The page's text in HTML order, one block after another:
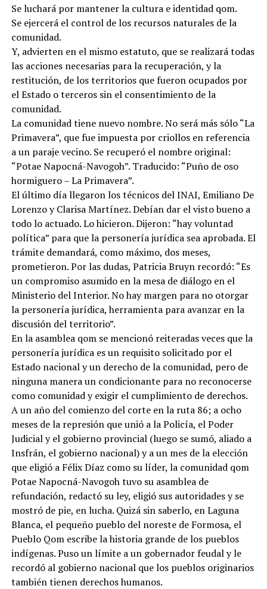
Se luchará por mantener la cultura e identidad qom.
Se ejercerá el control de los recursos naturales de la
comunidad.
Y, advierten en el mismo estatuto, que se realizará todas
las acciones necesarias para la recuperación, y la
restitución, de los territorios que fueron ocupados por
el Estado o terceros sin el consentimiento de la
comunidad.
La comunidad tiene nuevo nombre. No será más sólo “La
Primavera”, que fue impuesta por criollos en referencia
a un paraje vecino. Se recuperó el nombre original:
“Potae Napocná-Navogoh”. Traducido: “Puño de oso
hormiguero – La Primavera”.
El último día llegaron los técnicos del INAI, Emiliano De
Lorenzo y Clarisa Martínez. Debían dar el visto bueno a
todo lo actuado. Lo hicieron. Dijeron: “hay voluntad
política” para que la personería jurídica sea aprobada. El
trámite demandará, como máximo, dos meses,
prometieron. Por las dudas, Patricia Bruyn recordó: “Es
un compromiso asumido en la mesa de diálogo en el
Ministerio del Interior. No hay margen para no otorgar
la personería jurídica, herramienta para avanzar en la
discusión del territorio”.
En la asamblea qom se mencionó reiteradas veces que la
personería jurídica es un requisito solicitado por el
Estado nacional y un derecho de la comunidad, pero de
ninguna manera un condicionante para no reconocerse
como comunidad y exigir el cumplimiento de derechos.
A un año del comienzo del corte en la ruta 86; a ocho
meses de la represión que unió a la Policía, el Poder
Judicial y el gobierno provincial (luego se sumó, aliado a
Insfrán, el gobierno nacional) y a un mes de la elección
que eligió a Félix Díaz como su líder, la comunidad qom
Potae Napocná-Navogoh tuvo su asamblea de
refundación, redactó su ley, eligió sus autoridades y se
mostró de pie, en lucha. Quizá sin saberlo, en Laguna
Blanca, el pequeño pueblo del noreste de Formosa, el
Pueblo Qom escribe la historia grande de los pueblos
indígenas. Puso un límite a un gobernador feudal y le
recordó al gobierno nacional que los pueblos originarios
también tienen derechos humanos.